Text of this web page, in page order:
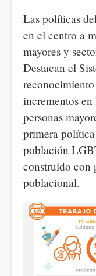
Las políticas
en el centro a
mayores y
Destacan el
incrementos
personas
primera
población
construido con
poblacional.